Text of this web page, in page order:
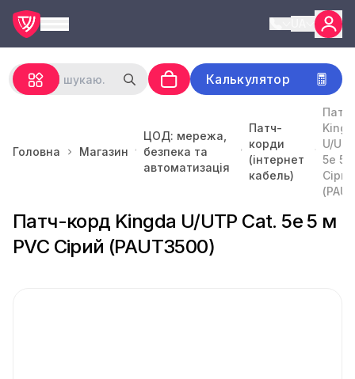
Калькулятор
Головна Магазин
ЦОД: мережа,
безпека та
автоматизація
Патч-
корди
(інтернет
кабель)
U/
5e 5
Сірий
Патч-корд Kingda U/UTP Cat. 5e 5 м
PVC Сірий (PAUT3500)